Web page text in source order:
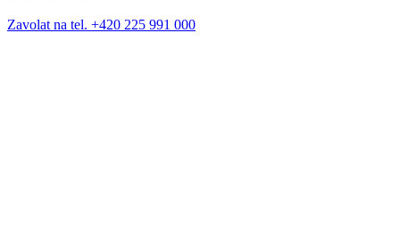
Zavolat na tel. +420 225 991 000